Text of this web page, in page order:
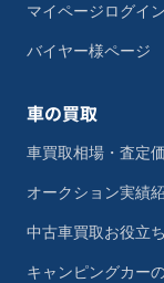
マイページログイン
バイヤー様ページ
車の買取
車買取相場・査定
オークション実績
中古車買取お役立
キャンピングカー